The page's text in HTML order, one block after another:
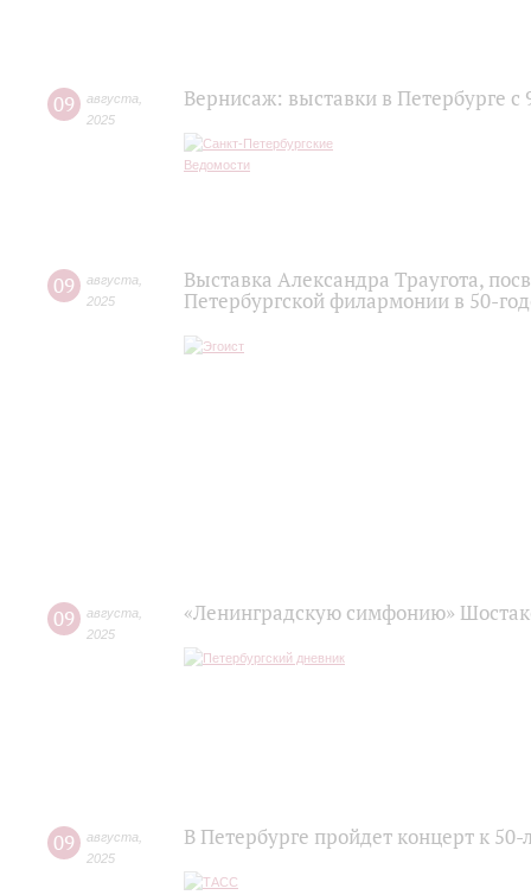
09 августа
2025
Вернисаж: выставки в Петербурге с
09 августа
2025
Выставка Александра Траугота,
Петербургской филармонии в 50-
09 августа
2025
«Ленинградскую симфонию»
09 августа
2025
В Петербурге пройдет концерт к